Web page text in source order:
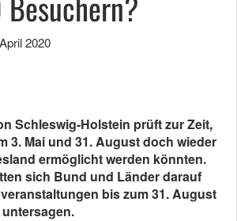
2020
Schleswig-Holstein prüft zur Zeit,
3. Mai und 31. August doch wieder
ermöglicht werden könnten.
sich Bund und Länder darauf
bis zum 31. August